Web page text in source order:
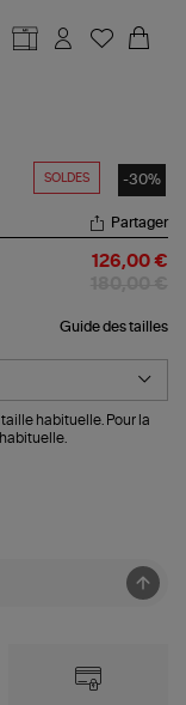
SOLDES -30%
Partager
126,00 €
Guide des tailles
habituelle. Pour la